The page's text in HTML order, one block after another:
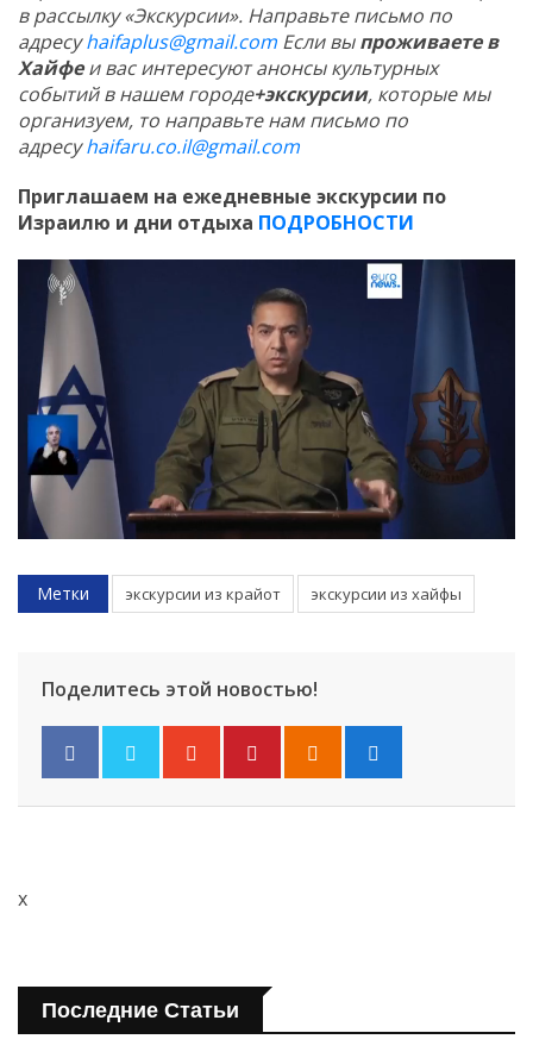
в рассылку «Экскурсии». Направьте письмо по
адресуhaifaplus@gmail.com Если выпроживаете в
Хайфеи вас интересуют анонсы культурных
событий в нашем городе+экскурсии, которые мы
организуем, то направьте нам письмо по
адресуhaifaru.co.il@gmail.com
Приглашаем на ежедневные экскурсии по
Израилю и дни отдыха ПОДРОБНОСТИ
Метки экскурсии из крайот экскурсии из хайфы
Поделитесь этой новостью!
x
Последние Статьи